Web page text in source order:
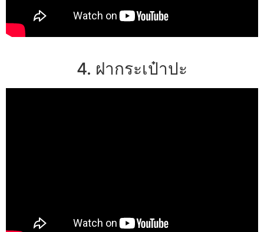
4. ฝากระเป๋าปะ